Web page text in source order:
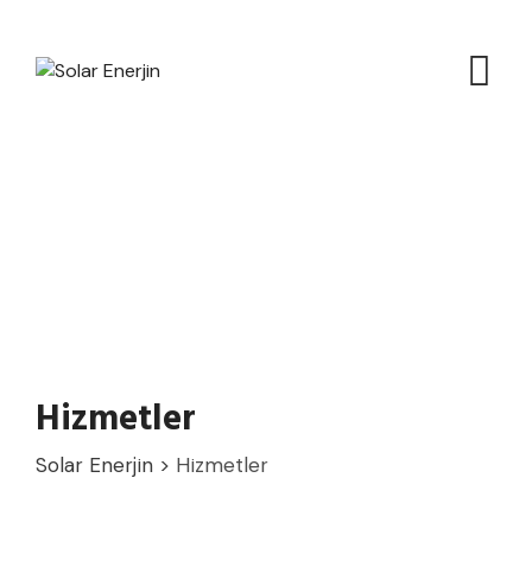
content
Hizmetler
Solar Enerjin > Hizmetler